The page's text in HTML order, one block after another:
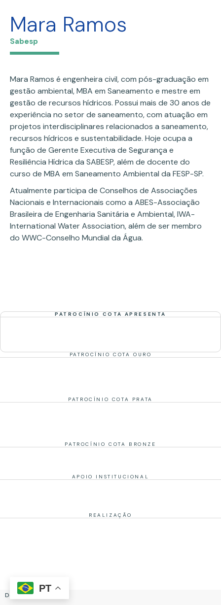
Mara Ramos
Sabesp
Mara Ramos é engenheira civil, com pós-graduação em
gestão ambiental, MBA em Saneamento e mestre em
gestão de recursos hídricos. Possui mais de 30 anos de
experiência no setor de saneamento, com atuação em
projetos interdisciplinares relacionados a saneamento,
recursos hídricos e sustentabilidade. Hoje ocupa a
função de Gerente Executiva de Segurança e
Resiliência Hídrica da SABESP, além de docente do
curso de MBA em Saneamento Ambiental da FESP-SP.
Atualmente participa de Conselhos de Associações
Nacionais e Internacionais como a ABES-Associação
Brasileira de Engenharia Sanitária e Ambiental, IWA-
International Water Association, além de ser membro
do WWC-Conselho Mundial da Água.
PATROCÍNIO COTA APRESENTA
PATROCÍNIO COTA OURO
PATROCÍNIO COTA PRATA
PATROCÍNIO COTA BRONZE
APOIO INSTITUCIONAL
REALIZAÇÃO
Desenvolvido por:
PT